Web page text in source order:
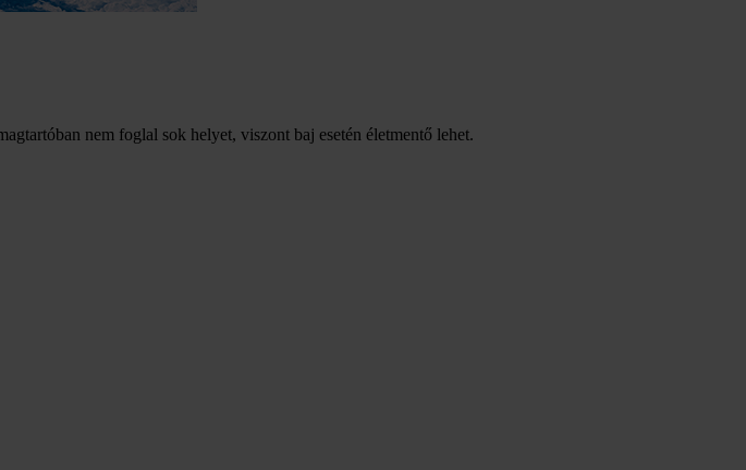
nem foglal sok helyet, viszont baj esetén életmentő lehet.